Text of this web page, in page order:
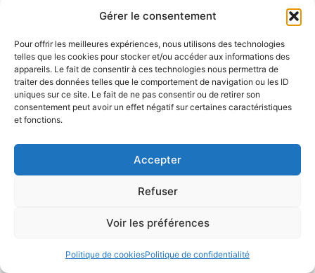
Gérer le consentement
Pour offrir les meilleures expériences, nous utilisons des technologies
telles que les cookies pour stocker et/ou accéder aux informations des
appareils. Le fait de consentir à ces technologies nous permettra de
traiter des données telles que le comportement de navigation ou les ID
uniques sur ce site. Le fait de ne pas consentir ou de retirer son
consentement peut avoir un effet négatif sur certaines caractéristiques
et fonctions.
Accepter
Refuser
Voir les préférences
Politique de cookiesPolitique de confidentialité
l’état frais et après concentration ou technique du
2026 © Atlas de parasitologie médicale •Université
de Lorraine•Déclaration d’accessibilité
Aide à la navigation
Plan du site Mentions légales